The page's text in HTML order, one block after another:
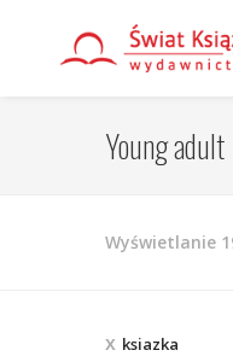
Young adult
Wyświetlanie
ksiazka